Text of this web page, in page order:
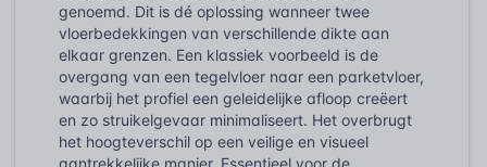
genoemd. Dit is dé oplossing wanneer twee
vloerbedekkingen van verschillende dikte aan
elkaar grenzen. Een klassiek voorbeeld is de
overgang van een tegelvloer naar een parketvloer,
waarbij het profiel een geleidelijke afloop creëert
en zo struikelgevaar minimaliseert. Het overbrugt
het hoogteverschil op een veilige en visueel
aantrekkelijke manier. Essentieel voor de